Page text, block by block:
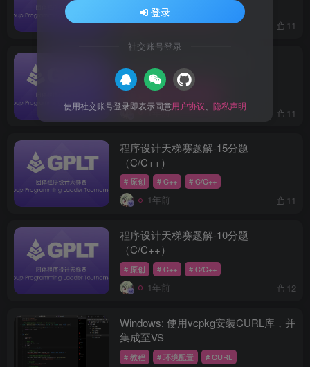
# C++
1年前 11
（C/C++）
# 原创 # C++
1年前 11
程序设计天梯赛题解-15分题
（C/C++）
# 原创 # C++ # C/C++
1年前 11
程序设计天梯赛题解-10分题
（C/C++）
# 原创 # C++ # C/C++
1年前 12
Windows: 使用vcpkg安装CURL库，并
集成至VS
# 教程 # 环境配置 # CURL
登录
社交账号登录
使用社交账号登录即表示同意用户协议 隐私声明